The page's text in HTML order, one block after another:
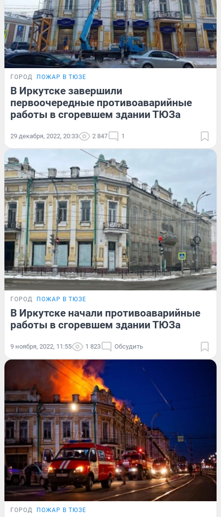
ГОРОД ПОЖАР В ТЮЗЕ
В Иркутске завершили
первоочередные противоаварийные
работы в сгоревшем здании ТЮЗа
29 декабря, 2022, 20:33 2 847 1
ГОРОД ПОЖАР В ТЮЗЕ
В Иркутске начали противоаварийные
работы в сгоревшем здании ТЮЗа
9 ноября, 2022, 11:55 1 823 Обсудить
ГОРОД ПОЖАР В ТЮЗЕ